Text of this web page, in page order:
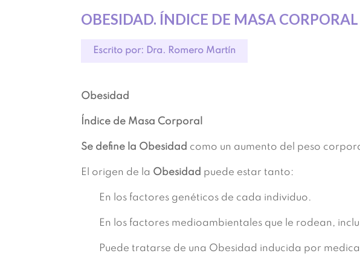
OBESIDAD. ÍNDICE DE MASA
Escrito por: Dra. Romero Martín
Obesidad
Índice de Masa Corporal
Se define la Obesidad como un aumento del peso
El origen de la Obesidad puede estar tanto:
En los factores genéticos de cada individuo.
En los factores medioambientales que le rodean,
Puede tratarse de una Obesidad inducida por